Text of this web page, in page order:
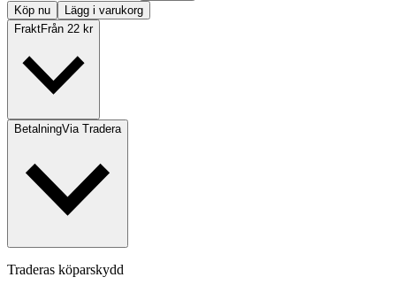
Köp nu
Lägg i varukorg
FraktFrån 22 kr
BetalningVia Tradera
Traderas köparskydd